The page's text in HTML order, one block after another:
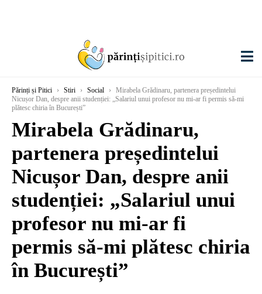
Părinți și Pitici › Stiri › Social ›
Mirabela Grădinaru, partenera președintelui
Nicușor Dan, despre anii studenției: „Salariul unui profesor nu mi-ar fi permis să-mi
plătesc chiria în București”
Mirabela Grădinaru,
partenera președintelui
Nicușor Dan, despre anii
studenției: „Salariul unui
profesor nu mi-ar fi
permis să-mi plătesc chiria
în București”